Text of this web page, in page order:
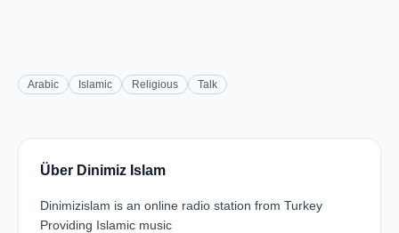
Arabic Islamic Religious Talk
Über Dinimiz Islam
Dinimizislam is an online radio station from Turkey
Providing Islamic music